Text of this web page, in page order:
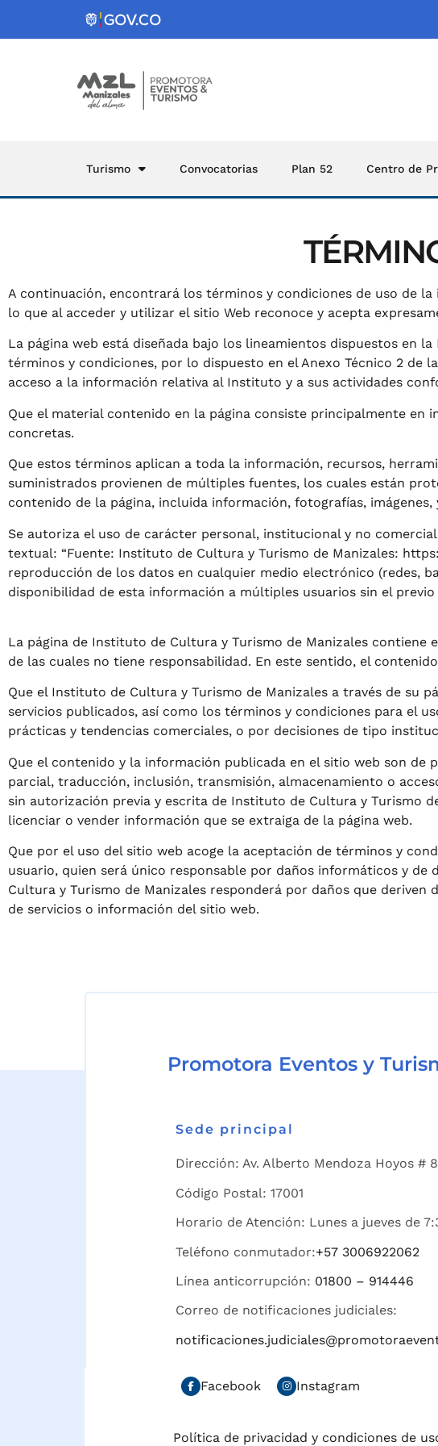
Turismo Convocatorias Plan 52 Centro de
A continuación, encontrará los términos y condiciones de uso de
lo que al acceder y utilizar el sitio Web reconoce y acepta
La página web está diseñada bajo los lineamientos dispuestos en la
términos y condiciones, por lo dispuesto en el Anexo Técnico 2 de
acceso a la información relativa al Instituto y a sus actividades
Que el material contenido en la página consiste principalmente en
concretas.
Que estos términos aplican a toda la información, recursos,
suministrados provienen de múltiples fuentes, los cuales están
contenido de la página, incluida información, fotografías,
Se autoriza el uso de carácter personal, institucional y no
textual: “Fuente: Instituto de Cultura y Turismo de Manizales:
reproducción de los datos en cualquier medio electrónico (redes,
disponibilidad de esta información a múltiples usuarios sin el
La página de Instituto de Cultura y Turismo de Manizales
de las cuales no tiene responsabilidad. En este sentido, el
Que el Instituto de Cultura y Turismo de Manizales a través de su
servicios publicados, así como los términos y condiciones para el
prácticas y tendencias comerciales, o por decisiones de tipo
Que el contenido y la información publicada en el sitio web son
parcial, traducción, inclusión, transmisión, almacenamiento o
sin autorización previa y escrita de Instituto de Cultura y Turismo
licenciar o vender información que se extraiga de la página web.
Que por el uso del sitio web acoge la aceptación de términos y
usuario, quien será único responsable por daños informáticos y de
Cultura y Turismo de Manizales responderá por daños que
de servicios o información del sitio web.
Promotora Eventos y
Sede principal
Dirección: Av. Alberto Mendoza Hoyos #
Código Postal: 17001
Horario de Atención: Lunes a jueves de
Teléfono conmutador:+57 3006922062
Línea anticorrupción: 01800 – 914446
Correo de notificaciones judiciales:
Facebook Instagram
Política de privacidad y condiciones de